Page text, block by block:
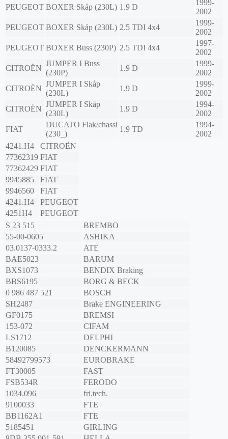
PEUGEOT BOXER Skåp (230L) 1.9 D
1999-
2002
PEUGEOT BOXER Skåp (230L) 2.5 TDI 4x4
1999-
2002
PEUGEOT BOXER Buss (230P) 2.5 TDI 4x4
1997-
2002
CITROËN
JUMPER I Buss
(230P)
1.9 D
1999-
2002
CITROËN
JUMPER I Skåp
(230L)
1.9 D
1999-
2002
CITROËN
JUMPER I Skåp
(230L)
1.9 D
1994-
2002
FIAT
DUCATO Flak/chassi
(230_)
1.9 TD
1994-
2002
4241.H4
CITROËN
77362319 FIAT
77362429 FIAT
9945885
FIAT
9946560
FIAT
4241.H4
PEUGEOT
4251H4
PEUGEOT
S 23 515
BREMBO
55-00-0605
ASHIKA
03.0137-0333.2
ATE
BAE5023
BARUM
BXS1073
BENDIX Braking
BBS6195
BORG & BECK
0 986 487 521
BOSCH
SH2487
Brake ENGINEERING
GF0175
BREMSI
153-072
CIFAM
LS1712
DELPHI
B120085
DENCKERMANN
58492799573
EUROBRAKE
FT30005
FAST
FSB534R
FERODO
1034.096
fri.tech.
9100033
FTE
BB1162A1
FTE
5185451
GIRLING